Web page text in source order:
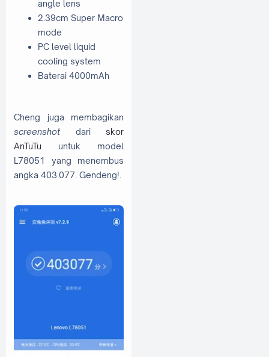
angle lens
2.39cm Super Macro
mode
PC level liquid
cooling system
Baterai 4000mAh
Cheng juga membagikan
screenshot dari skor
AnTuTu untuk model
L78051 yang menembus
angka 403.077. Gendeng!.